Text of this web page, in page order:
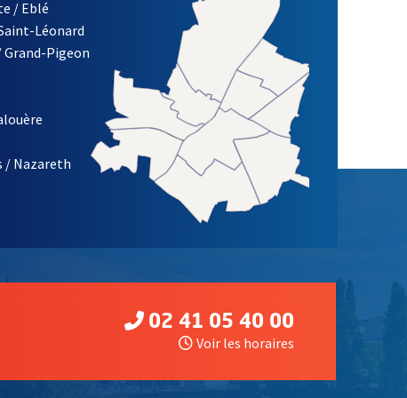
D'INFORMATION DES ASSOCIATIONS DE LA VILLE
/ Eblé
Léonard
Grand-Pigeon
/ Nazareth
02 41 05 40 00
Voir les horaires